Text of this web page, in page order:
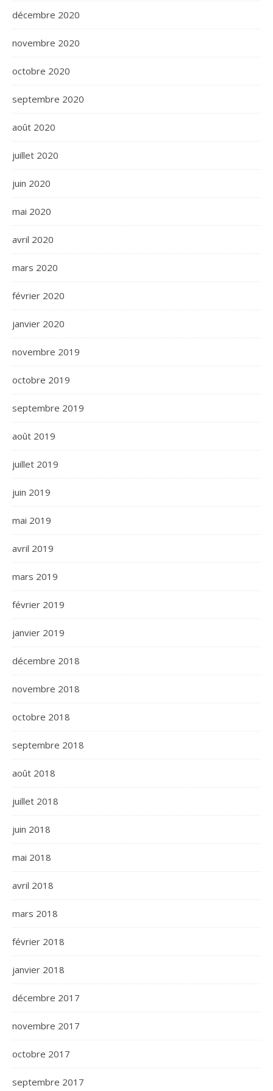
décembre 2020
novembre 2020
octobre 2020
septembre 2020
août 2020
juillet 2020
juin 2020
mai 2020
avril 2020
mars 2020
février 2020
janvier 2020
novembre 2019
octobre 2019
septembre 2019
août 2019
juillet 2019
juin 2019
mai 2019
avril 2019
mars 2019
février 2019
janvier 2019
décembre 2018
novembre 2018
octobre 2018
septembre 2018
août 2018
juillet 2018
juin 2018
mai 2018
avril 2018
mars 2018
février 2018
janvier 2018
décembre 2017
novembre 2017
octobre 2017
septembre 2017